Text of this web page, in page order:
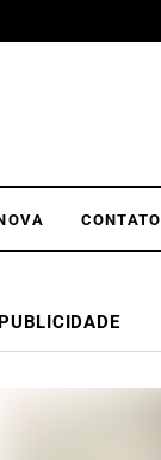
CONTATO
PUBLICIDADE